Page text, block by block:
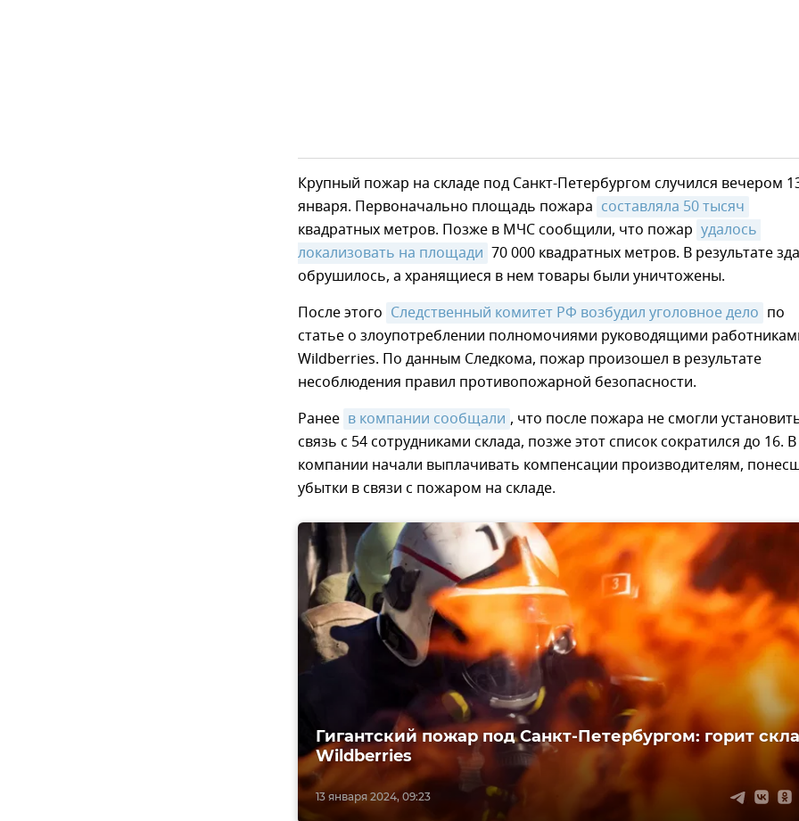
Крупный пожар на складе под Санкт-Петербургом случился вечером
января. Первоначально площадь пожара составляла 50 тысяч
квадратных метров. Позже в МЧС сообщили, что пожар удалось
локализовать на площади 70 000 квадратных метров. В результате
обрушилось, а хранящиеся в нем товары были уничтожены.
После этого Следственный комитет РФ возбудил уголовное дело по
статье о злоупотреблении полномочиями руководящими
Wildberries. По данным Следкома, пожар произошел в результате
несоблюдения правил противопожарной безопасности.
Ранее в компании сообщали , что после пожара не смогли
связь с 54 сотрудниками склада, позже этот список сократился до 16. В
компании начали выплачивать компенсации производителям,
убытки в связи с пожаром на складе.
13 января 2024, 09:23
Гигантский пожар под Санкт-Петербургом: горит
Wildberries